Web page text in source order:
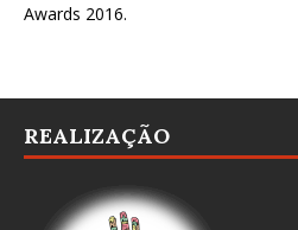
Awards 2016.
REALIZAÇÃO